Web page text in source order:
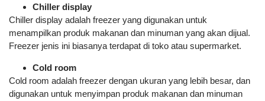
Chiller display
Chiller display adalah freezer yang digunakan untuk
menampilkan produk makanan dan minuman yang akan dijual.
Freezer jenis ini biasanya terdapat di toko atau supermarket.
Cold room
Cold room adalah freezer dengan ukuran yang lebih besar, dan
digunakan untuk menyimpan produk makanan dan minuman